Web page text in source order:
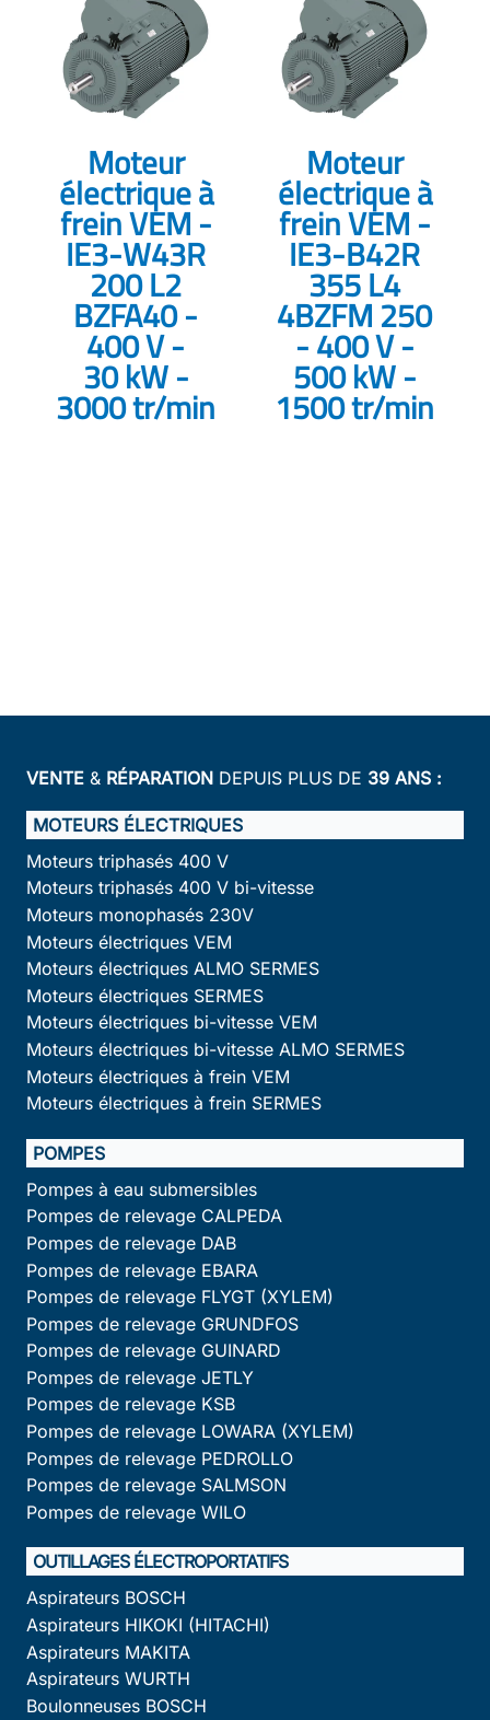
Moteur
électrique à
frein VEM -
IE3-W43R
200 L2
BZFA40 -
400 V -
30 kW -
3000 tr/min
Moteur
électrique à
frein VEM -
IE3-B42R
355 L4
4BZFM 250
- 400 V -
500 kW -
1500 tr/min
VENTE & RÉPARATION DEPUIS PLUS DE 39 ANS :
MOTEURS ÉLECTRIQUES
Moteurs triphasés 400 V
Moteurs triphasés 400 V bi-vitesse
Moteurs monophasés 230V
Moteurs électriques VEM
Moteurs électriques ALMO SERMES
Moteurs électriques SERMES
Moteurs électriques bi-vitesse VEM
Moteurs électriques bi-vitesse ALMO SERMES
Moteurs électriques à frein VEM
Moteurs électriques à frein SERMES
POMPES
Pompes à eau submersibles
Pompes de relevage CALPEDA
Pompes de relevage DAB
Pompes de relevage EBARA
Pompes de relevage FLYGT (XYLEM)
Pompes de relevage GRUNDFOS
Pompes de relevage GUINARD
Pompes de relevage JETLY
Pompes de relevage KSB
Pompes de relevage LOWARA (XYLEM)
Pompes de relevage PEDROLLO
Pompes de relevage SALMSON
Pompes de relevage WILO
OUTILLAGES ÉLECTROPORTATIFS
Aspirateurs BOSCH
Aspirateurs HIKOKI (HITACHI)
Aspirateurs MAKITA
Aspirateurs WURTH
Boulonneuses BOSCH